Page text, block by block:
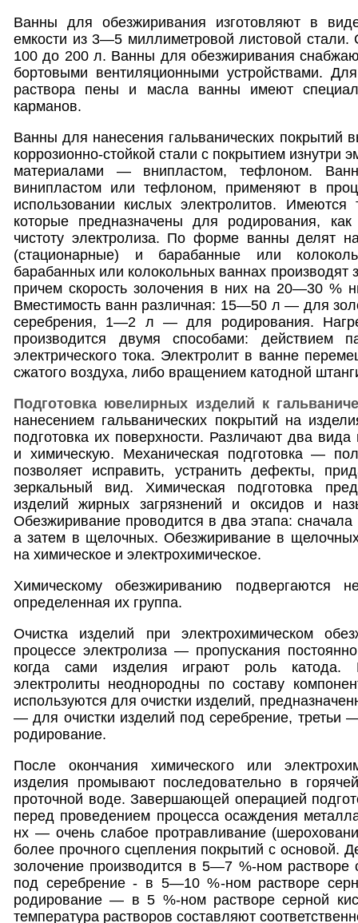
Ванны для обезжиривания изготовляют в
емкости из 3—5 миллиметровой листовой стали.
100 до 200 л. Ванны для обезжиривания
бортовыми вентиляционными устройствами.
раствора пены и масла ванны имеют
карманов.
Ванны для нанесения гальванических покрытий
коррозионно-стойкой стали с покрытием
материалами — внипластом, тефлоном.
винипластом или тефлоном, применяют в
использовании кислых электролитов.
которые предназначены для родирования,
чистоту электролиза. По форме ванны делят
(стационарные) и барабанные или
барабанных или колокольных ваннах производят
причем скорость золочения в них на 20—30 %
Вместимость ванн различная: 15—50 л — для
серебрения, 1—2 л — для родирования.
производится двумя способами: действием
электрического тока. Электролит в ванне
сжатого воздуха, либо вращением катодной
Подготовка ювелирных изделий к
нанесением гальванических покрытий на
подготовка их поверхности. Различают два вида
и химическую. Механическая подготовка —
позволяет исправить, устранить дефекты,
зеркальный вид. Химическая подготовка
изделий жирных загрязнений и оксидов и
Обезжиривание проводится в два этапа: сначала
а затем в щелочных. Обезжиривание в
на химическое и электрохимическое.
Химическому обезжириванию
определенная их группа.
Очистка изделий при электрохимическом
процессе электролиза — пропускания
когда сами изделия играют роль катода.
электролиты неоднородны по составу
используются для очистки изделий,
— для очистки изделий под серебрение, третьи
родирование.
После окончания химического или
изделия промывают последовательно в
проточной воде. Завершающей операцией
перед проведением процесса осаждения
нх — очень слабое протравливание
более прочного сцепления покрытий с основой.
золочение производится в 5—7 %-ном растворе
под серебрение - в 5—10 %-ном растворе
родирование — в 5 %-ном растворе серной
температура растворов составляют